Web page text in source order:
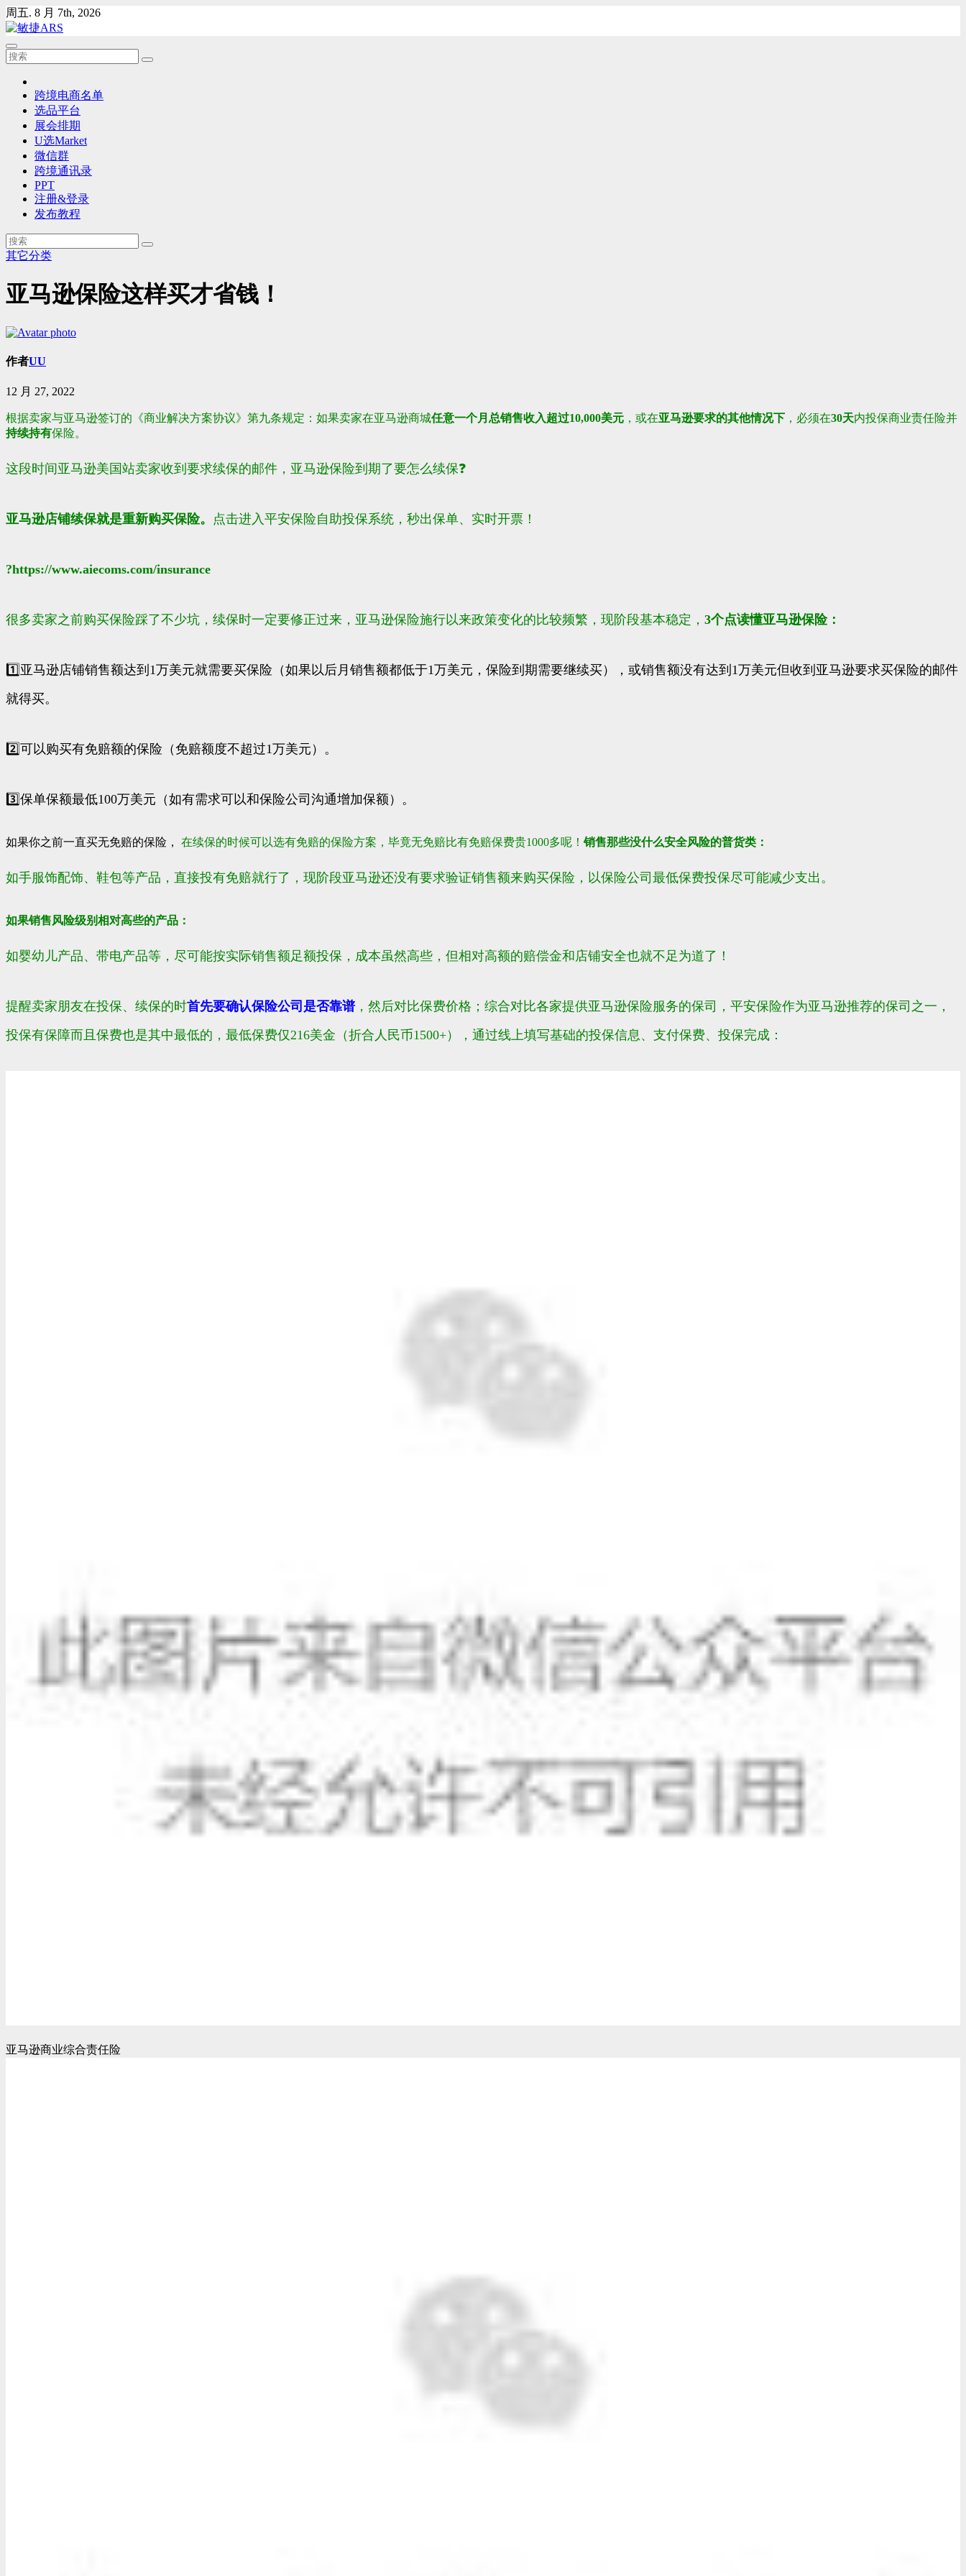
Skip
to
content
周五. 8 月 7th, 2026
跨境电商名单
选品平台
展会排期
U选Market
微信群
跨境通讯录
PPT
注册&登录
发布教程
其它分类
亚马逊保险这样买才省钱！
作者UU
12 月 27, 2022
根据卖家与亚马逊签订的《商业解决方案协议》第九条规定：如果卖家在亚马逊商城任意一个月总销售收入超过10,000美元 ，或在亚马逊要求的其他情况下 ，必须在30天内投保商业责任险并
持续持有保险。
这段时间亚马逊美国站卖家收到要求续保的邮件， 亚马逊保险到期了要怎么续保❓
亚马逊店铺续保就是重新购买保险。 点击进入平安保险自助投保系统，秒出保单、实时开票！
?https://www.aiecoms.com/insurance
很多卖家之前购买保险踩了不少坑，续保时一定要修正过来，亚马逊保险施行以来政策变化的比较频繁，现阶段基本稳定， 3个点读懂亚马逊保险：
1️⃣亚马逊店铺销售额达到1万美元就需要买保险（如果以后月销售额都低于1万美元，保险到期需要继续买），或销售额没有达到1万美元但收到亚马逊要求买保险的邮件
就得买。
2️⃣可以购买有免赔额的保险（免赔额度不超过1万美元）。
3️⃣保单保额最低100万美元（如有需求可以和保险公司沟通增加保额）。
如果你之前一直买无免赔的保险， 在续保的时候可以选有免赔的保险方案，毕竟无免赔比有免赔保费贵1000多呢！销售那些没什么安全风险的普货类：
如手服饰配饰、鞋包等产品，直接投有免赔就行了，现阶段亚马逊还没有要求验证销售额来购买保险，以保险公司最低保费投保尽可能减少支出。
如果销售风险级别相对高些的产品：
如婴幼儿产品、带电产品等，尽可能按实际销售额足额投保，成本虽然高些，但相对高额的赔偿金和店铺安全也就不足为道了！
提醒卖家朋友在投保、续保的时首先要确认保险公司是否靠谱，然后对比保费价格；综合对比各家提供亚马逊保险服务的保司，平安保险作为亚马逊推荐的保司之一，
投保有保障而且保费也是其中最低的，最低保费仅216美金（折合人民币1500+），通过线上填写基础的投保信息、支付保费、投保完成：
亚马逊商业综合责任险